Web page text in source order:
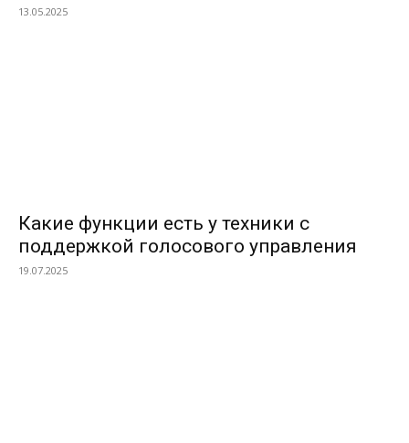
13.05.2025
Какие функции есть у техники с
поддержкой голосового управления
19.07.2025